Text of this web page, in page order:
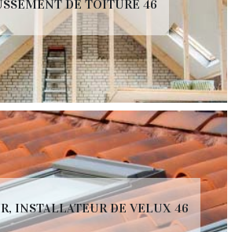
DE TOITURE 46
INSTALLATEUR DE VELUX 46